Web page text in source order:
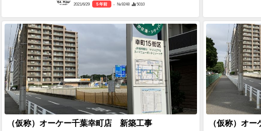
2021/6/29 5 年前 - №9248 5010
（仮称）オーケー千葉幸町店 新築工事 （仮称）オ